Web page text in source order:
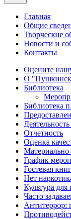
Главная
Общие
Творческие
Новости и
Контакты
Оцените
О
Библиотека
Библиотека
Отчетность
Оценка
График
Гостевая
Нет
Культура
Часто
Антитеррор: